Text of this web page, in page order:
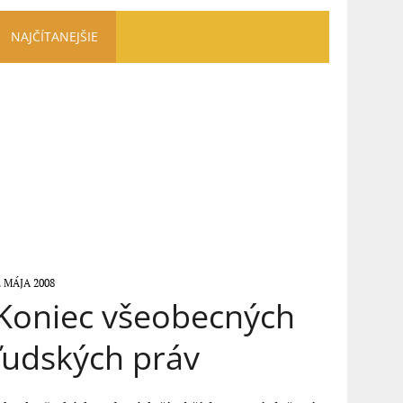
NAJČÍTANEJŠIE
MÁJA 2008
všeobecných
práv